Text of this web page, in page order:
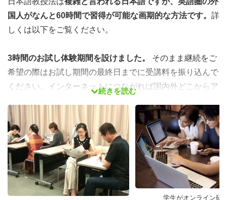
国人がなんと60時間で習得が可能な画期的な方法です。 詳
しくは以下をご覧ください。
3時間のお試し体験期間を設けました。 そのまま継続をご
希望の際はお試し期間の最終日までに受講料を振り込んで
ください。インターネットにつながれば国内外どこからア
誰のための研
修ですか？
•日本語を勉強したい外人の友人がいる。
•同僚、会社で日本語を教えるよう頼まれた。
続きを読む
学生がオンライン研